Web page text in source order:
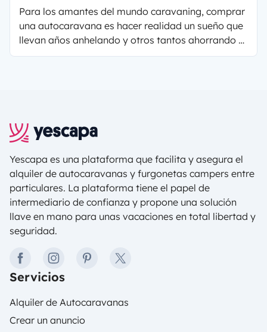
Para los amantes del mundo caravaning, comprar
una autocaravana es hacer realidad un sueño que
llevan años anhelando y otros tantos ahorrando o
buscando medios para lograrlo. El mantenimiento
experiencia.
Yescapa es una plataforma que facilita y asegura el
alquiler de autocaravanas y furgonetas campers entre
particulares. La plataforma tiene el papel de
intermediario de confianza y propone una solución
llave en mano para unas vacaciones en total libertad y
seguridad.
facebookinstagrampinteresttwitter
Servicios
Alquiler de Autocaravanas
Crear un anuncio